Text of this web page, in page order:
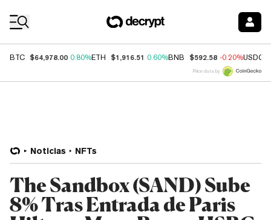
BTC $64,978.00 0.80%ETH $1,916.51 0.60%BNB $592.58 -0.20%USDC
Price data by
Noticias NFTs
The Sandbox (SAND) Sube
8% Tras Entrada de Paris